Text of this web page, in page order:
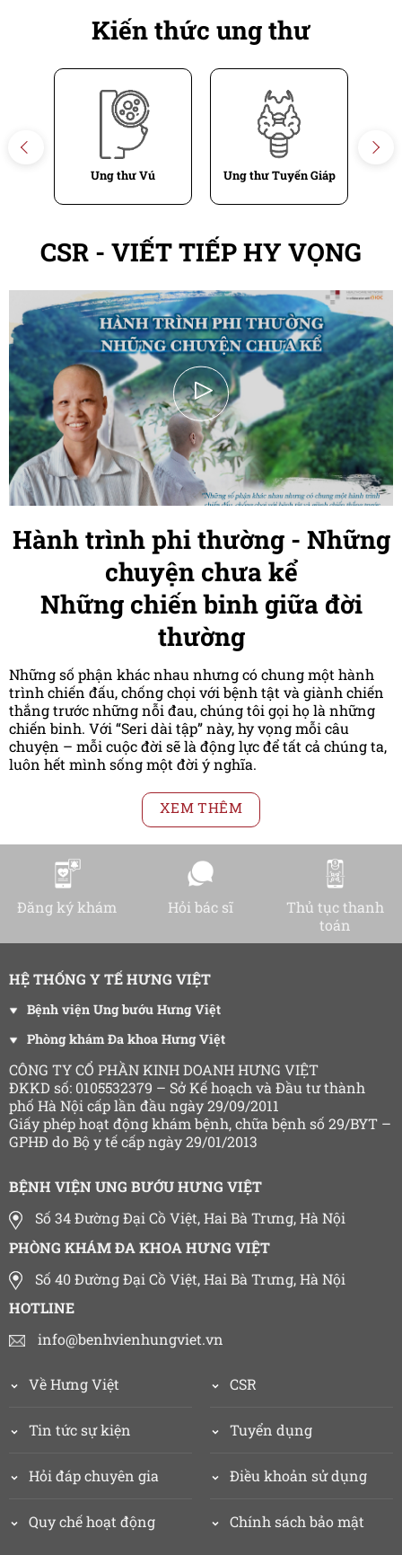
Kiến thức ung thư
Ung thư Vú
Chi tiết
Ung thư Tuyến Giáp
Chi tiết
CSR - VIẾT TIẾP HY VỌNG
Hành trình phi thường - Những
chuyện chưa kể
Những chiến binh giữa đời
thường
Những số phận khác nhau nhưng có chung một hành
trình chiến đấu, chống chọi với bệnh tật và giành chiến
thắng trước những nỗi đau, chúng tôi gọi họ là những
chiến binh. Với “Seri dài tập” này, hy vọng mỗi câu
chuyện – mỗi cuộc đời sẽ là động lực để tất cả chúng ta,
luôn hết mình sống một đời ý nghĩa.
XEM THÊM
Đăng ký khám Hỏi bác sĩ
Thủ tục thanh
toán
HỆ THỐNG Y TẾ HƯNG VIỆT
Bệnh viện Ung bướu Hưng Việt
Phòng khám Đa khoa Hưng Việt
CÔNG TY CỔ PHẦN KINH DOANH HƯNG VIỆT
ĐKKD số: 0105532379 – Sở Kế hoạch và Đầu tư thành
phố Hà Nội cấp lần đầu ngày 29/09/2011
Giấy phép hoạt động khám bệnh, chữa bệnh số 29/BYT –
GPHĐ do Bộ y tế cấp ngày 29/01/2013
BỆNH VIỆN UNG BƯỚU HƯNG VIỆT
Số 34 Đường Đại Cồ Việt, Hai Bà Trưng, Hà Nội
PHÒNG KHÁM ĐA KHOA HƯNG VIỆT
Số 40 Đường Đại Cồ Việt, Hai Bà Trưng, Hà Nội
HOTLINE
info@benhvienhungviet.vn
Về Hưng Việt
Tin tức sự kiện
Hỏi đáp chuyên gia
Quy chế hoạt động
CSR
Tuyển dụng
Điều khoản sử dụng
Chính sách bảo mật